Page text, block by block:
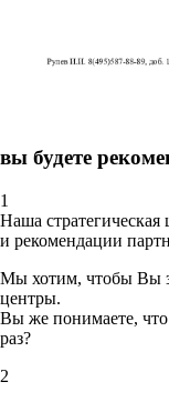
вы будете
1
Наша
и рекомендации
Мы хотим, чтобы Вы
центры.
Вы же понимаете,
раз?
2